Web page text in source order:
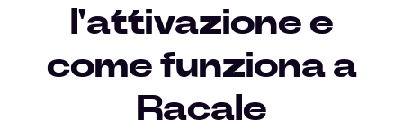
l'attivazione e
come funziona a
Racale